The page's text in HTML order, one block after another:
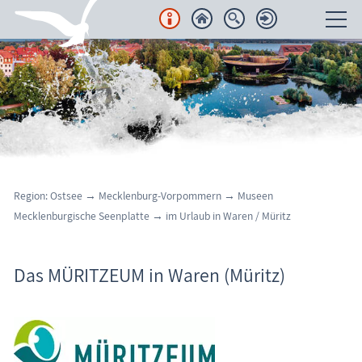
Unterkünfte
Regionales
Urlaubsorte
Karten
Freizeit
Wissenswertes
FKK-Strände
Region: Ostsee → Mecklenburg-Vorpommern → Museen
Mecklenburgische Seenplatte → im Urlaub in Waren / Müritz
Das MÜRITZEUM in Waren (Müritz)